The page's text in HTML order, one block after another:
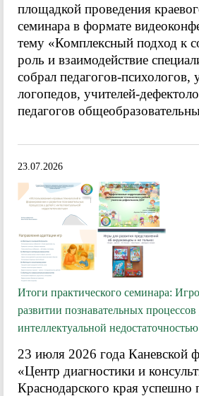
площадкой проведения
семинара в формате
тему «Комплексный подход к
роль и взаимодействие
собрал педагогов-психологов,
логопедов, учителей-
педагогов
23.07.2026
Итоги практического семинара:
развитии познавательных процессов
интеллектуальной
23 июля 2026 года Каневской
«Центр диагностики и
Краснодарского края успешно